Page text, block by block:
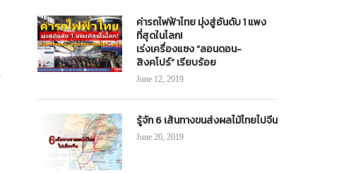
ค่ารถไฟฟ้าไทย มุ่งสู่อันดับ 1 แพง
ที่สุดในโลก!
เร่งเครื่องแซง “ลอนดอน-
สิงคโปร์” เรียบร้อย
June 12, 2019
รู้จัก 6 เส้นทางขนส่งผลไม้ไทยไปจีน
June 20, 2019